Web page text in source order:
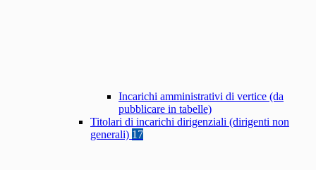
Incarichi amministrativi di vertice (da
pubblicare in tabelle)
Titolari di incarichi dirigenziali (dirigenti non
generali) 17